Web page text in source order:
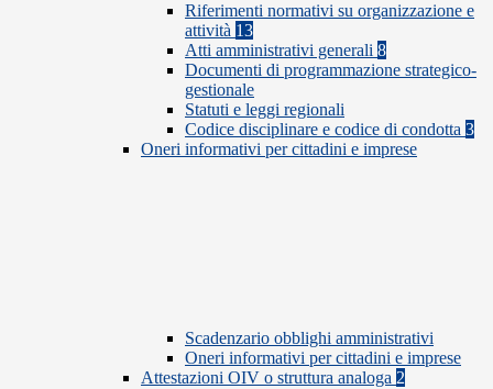
Riferimenti normativi su organizzazione e
attività 13
Atti amministrativi generali 8
Documenti di programmazione strategico-
gestionale
Statuti e leggi regionali
Codice disciplinare e codice di condotta 3
Oneri informativi per cittadini e imprese
Scadenzario obblighi amministrativi
Oneri informativi per cittadini e imprese
Attestazioni OIV o struttura analoga 2